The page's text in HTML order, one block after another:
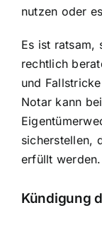
nutzen oder
Es ist ratsam,
rechtlich
und
Notar kann
sicherstellen,
erfüllt werden.
Kündigung